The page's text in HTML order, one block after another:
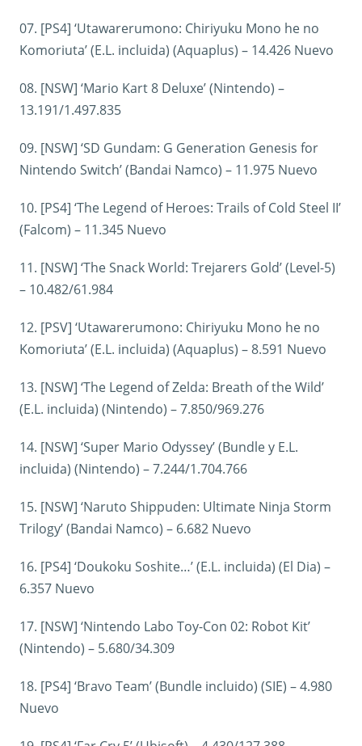
07. [PS4] ‘Utawarerumono: Chiriyuku Mono he no
Komoriuta’ (E.L. incluida) (Aquaplus) – 14.426 Nuevo
08. [NSW] ‘Mario Kart 8 Deluxe’ (Nintendo) –
13.191/1.497.835
09. [NSW] ‘SD Gundam: G Generation Genesis for
Nintendo Switch’ (Bandai Namco) – 11.975 Nuevo
10. [PS4] ‘The Legend of Heroes: Trails of Cold Steel II’
(Falcom) – 11.345 Nuevo
11. [NSW] ‘The Snack World: Trejarers Gold’ (Level-5)
– 10.482/61.984
12. [PSV] ‘Utawarerumono: Chiriyuku Mono he no
Komoriuta’ (E.L. incluida) (Aquaplus) – 8.591 Nuevo
13. [NSW] ‘The Legend of Zelda: Breath of the Wild’
(E.L. incluida) (Nintendo) – 7.850/969.276
14. [NSW] ‘Super Mario Odyssey’ (Bundle y E.L.
incluida) (Nintendo) – 7.244/1.704.766
15. [NSW] ‘Naruto Shippuden: Ultimate Ninja Storm
Trilogy’ (Bandai Namco) – 6.682 Nuevo
16. [PS4] ‘Doukoku Soshite…’ (E.L. incluida) (El Dia) –
6.357 Nuevo
17. [NSW] ‘Nintendo Labo Toy-Con 02: Robot Kit’
(Nintendo) – 5.680/34.309
18. [PS4] ‘Bravo Team’ (Bundle incluido) (SIE) – 4.980
Nuevo